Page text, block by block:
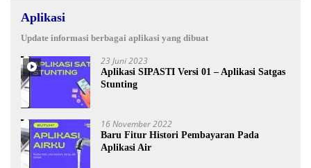
Aplikasi
Update informasi berbagai aplikasi yang dibuat
23 Juni 2023
Aplikasi SIPASTI Versi 01 – Aplikasi Satgas
Stunting
16 November 2022
Baru Fitur Histori Pembayaran Pada
Aplikasi Air